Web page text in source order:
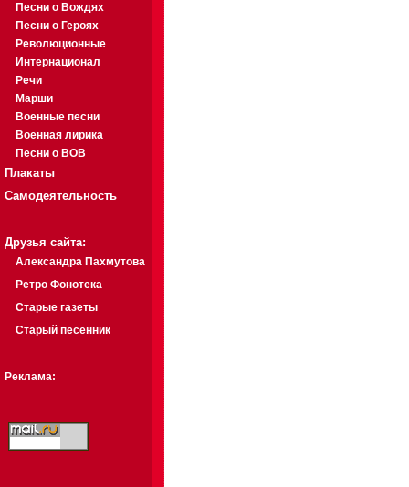
Песни о Вождях
Песни о Героях
Революционные
Интернационал
Речи
Марши
Военные песни
Военная лирика
Песни о ВОВ
Плакаты
Самодеятельность
Друзья сайта:
Александра Пахмутова
Ретро Фонотека
Старые газеты
Старый песенник
Реклама: